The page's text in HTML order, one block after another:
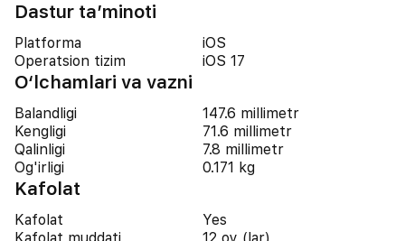
Dastur ta’minoti
Platforma
iOS
Operatsion tizim
iOS 17
O‘lchamlari va vazni
Balandligi
147.6 millimetr
Kengligi
71.6 millimetr
Qalinligi
7.8 millimetr
Og'irligi
0.171 kg
Kafolat
Kafolat
Yes